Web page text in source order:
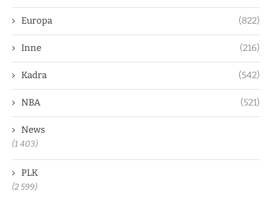
Europa (822)
Inne (216)
Kadra (542)
NBA (521)
News
(1 403)
PLK
(2 599)